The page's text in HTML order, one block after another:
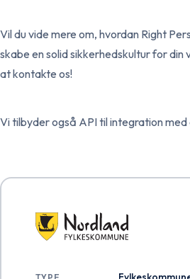
Vil du vide mere om, hvordan Right
skabe en solid sikkerhedskultur for din
at kontakte os!
Vi tilbyder også API til integration med
TYPE